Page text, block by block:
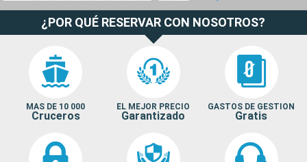
¿POR QUÉ RESERVAR CON NOSOTROS?
MAS DE 10 000
Cruceros
EL MEJOR PRECIO
Garantizado
GASTOS DE GESTION
Gratis